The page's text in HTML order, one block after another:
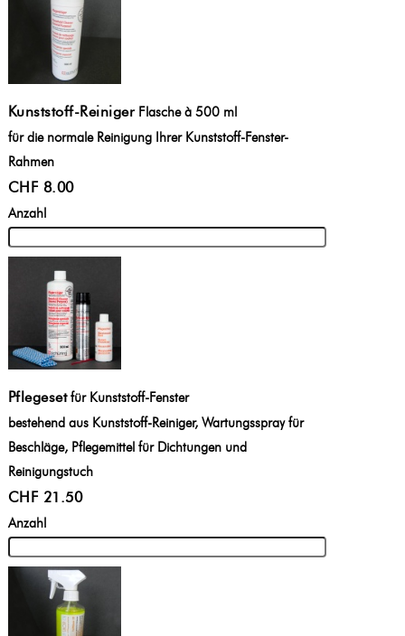
Kunststoff-ReinigerFlasche à 500 ml
für die normale Reinigung Ihrer Kunststoff-Fenster-
Rahmen
CHF 8.00
Anzahl
Pflegesetfür Kunststoff-Fenster
bestehend aus Kunststoff-Reiniger, Wartungsspray für
Beschläge, Pflegemittel für Dichtungen und
Reinigungstuch
CHF 21.50
Anzahl